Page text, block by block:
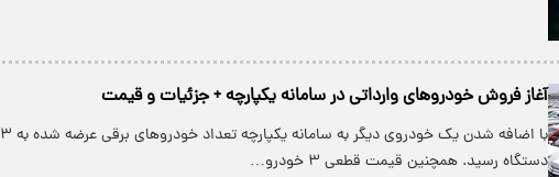
آغاز فروش خودروهای وارداتی در سامانه یکپارچه + جزئیات و قیمت
با اضافه شدن یک خودروی دیگر به سامانه یکپارچه تعداد خودروهای برقی عرضه شده به ۳
دستگاه رسید. همچنین قیمت قطعی ۳ خودرو…